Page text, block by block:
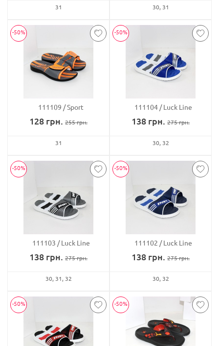
31 30 31
-50%
111109 Sport
128 грн. 255грн.
31
-50%
111104 Luck Line
138 грн. 275грн.
30 32
-50%
111103 Luck Line
138 грн. 275грн.
30 31 32
-50%
111102 Luck Line
138 грн. 275грн.
30 32
-50% -50%